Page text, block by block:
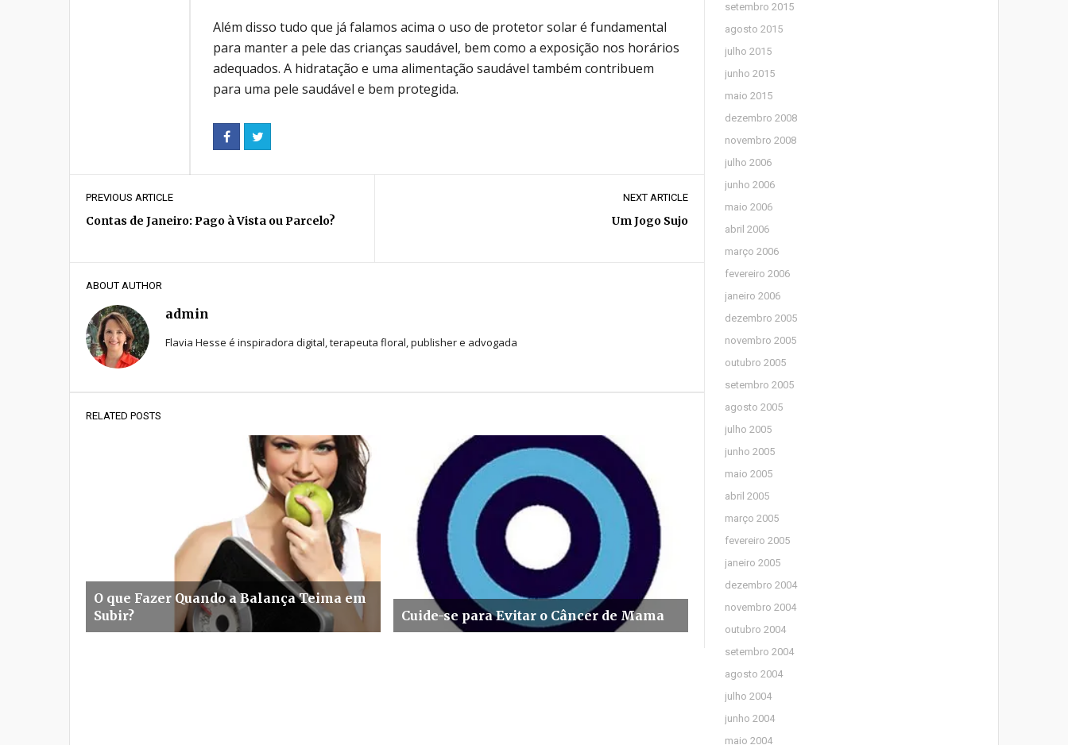
Além disso tudo que já falamos acima o uso de protetor solar é fundamental
para manter a pele das crianças saudável, bem como a exposição nos horários
adequados. A hidratação e uma alimentação saudável também contribuem
para uma pele saudável e bem protegida.
PREVIOUS ARTICLE
Contas de Janeiro: Pago à Vista ou Parcelo?
NEXT ARTICLE
Um Jogo Sujo
ABOUT AUTHOR
admin
Flavia Hesse é inspiradora digital, terapeuta floral, publisher e advogada
RELATED POSTS
O que Fazer Quando a Balança Teima em
Subir?
Cuide-se para Evitar o Câncer de Mama
setembro 2015
agosto 2015
julho 2015
junho 2015
maio 2015
dezembro 2008
novembro 2008
julho 2006
junho 2006
maio 2006
abril 2006
março 2006
fevereiro 2006
janeiro 2006
dezembro 2005
novembro 2005
outubro 2005
setembro 2005
agosto 2005
julho 2005
junho 2005
maio 2005
abril 2005
março 2005
fevereiro 2005
janeiro 2005
dezembro 2004
novembro 2004
outubro 2004
setembro 2004
agosto 2004
julho 2004
junho 2004
maio 2004